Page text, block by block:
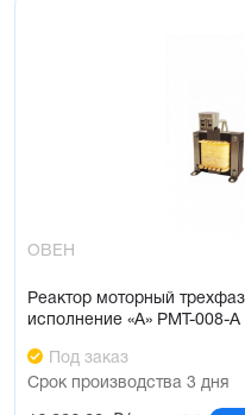
ОВЕН
Реактор моторный
исполнение «А» РМТ-008-А
Под заказ
Срок производства 3 дня